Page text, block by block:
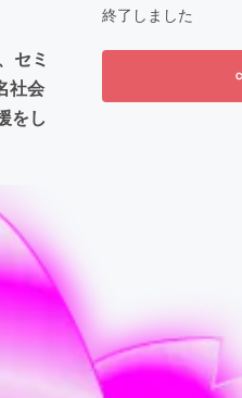
セミ
社会
をし
終了しました